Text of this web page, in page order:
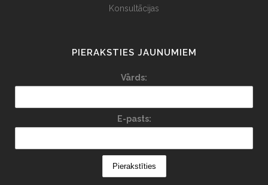
Konsultācijas
PIERAKSTIES JAUNUMIEM
Vārds:
E-pasts: